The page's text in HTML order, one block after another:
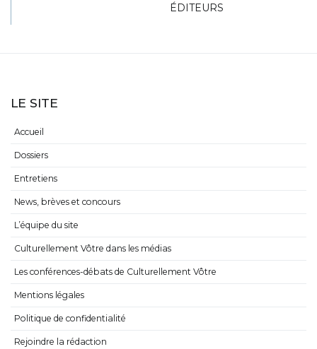
ÉDITEURS
LE SITE
Accueil
Dossiers
Entretiens
News, brèves et concours
L’équipe du site
Culturellement Vôtre dans les médias
Les conférences-débats de Culturellement Vôtre
Mentions légales
Politique de confidentialité
Rejoindre la rédaction